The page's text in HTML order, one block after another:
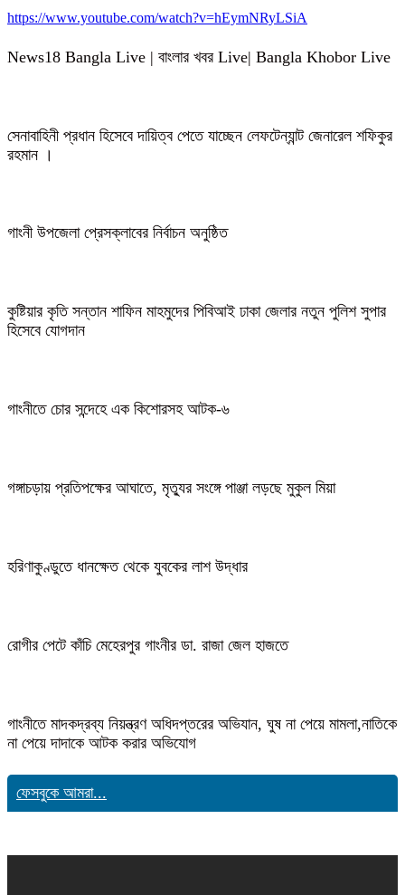
https://www.youtube.com/watch?v=hEymNRyLSiA
News18 Bangla Live | বাংলার খবর Live| Bangla Khobor Live
সেনাবাহিনী প্রধান হিসেবে দায়িত্ব পেতে যাচ্ছেন লেফটেন্যান্ট জেনারেল শফিকুর
রহমান ।
গাংনী উপজেলা প্রেসক্লাবের নির্বাচন অনুষ্ঠিত
কুষ্টিয়ার কৃতি সন্তান শাফিন মাহমুদের পিবিআই ঢাকা জেলার নতুন পুলিশ সুপার
হিসেবে যোগদান
গাংনীতে চোর সন্দেহে এক কিশোরসহ আটক-৬
গঙ্গাচড়ায় প্রতিপক্ষের আঘাতে, মৃত্যুর সংঙ্গে পাঞ্জা লড়ছে মুকুল মিয়া
হরিণাকুণ্ডুতে ধানক্ষেত থেকে যুবকের লাশ উদ্ধার
রোগীর পেটে কাঁচি মেহেরপুর গাংনীর ডা. রাজা জেল হাজতে
গাংনীতে মাদকদ্রব্য নিয়ন্ত্রণ অধিদপ্তরের অভিযান, ঘুষ না পেয়ে মামলা,নাতিকে
না পেয়ে দাদাকে আটক করার অভিযোগ
ফেসবুকে আমরা...